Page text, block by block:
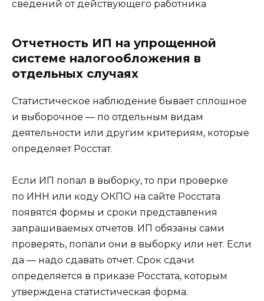
сведений от действующего работника
Отчетность ИП на упрощенной
системе налогообложения в
отдельных случаях
Статистическое наблюдение бывает сплошное
и выборочное — по отдельным видам
деятельности или другим критериям, которые
определяет Росстат.
Если ИП попал в выборку, то при проверке
по ИНН или коду ОКПО на сайте Росстата
появятся формы и сроки представления
запрашиваемых отчетов. ИП обязаны сами
проверять, попали они в выборку или нет. Если
да — надо сдавать отчет. Срок сдачи
определяется в приказе Росстата, которым
утверждена статистическая форма.